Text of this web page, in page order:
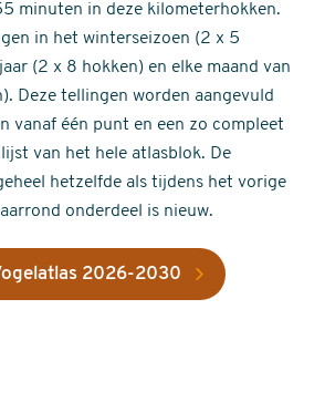
minuten in deze kilometerhokken.
in het winterseizoen (2 x 5
(2 x 8 hokken) en elke maand van
Deze tellingen worden aangevuld
vanaf één punt en een zo compleet
van het hele atlasblok. De
hetzelfde als tijdens het vorige
onderdeel is nieuw.
2026-2030